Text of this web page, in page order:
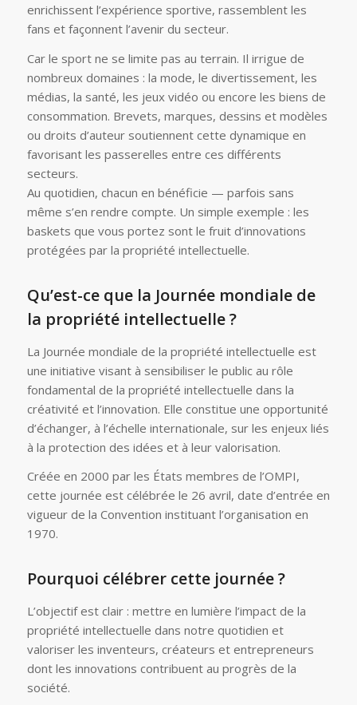
enrichissent l’expérience sportive, rassemblent les
fans et façonnent l’avenir du secteur.
Car le sport ne se limite pas au terrain. Il irrigue de
nombreux domaines : la mode, le divertissement, les
médias, la santé, les jeux vidéo ou encore les biens de
consommation. Brevets, marques, dessins et modèles
ou droits d’auteur soutiennent cette dynamique en
favorisant les passerelles entre ces différents
secteurs.
Au quotidien, chacun en bénéficie — parfois sans
même s’en rendre compte. Un simple exemple : les
baskets que vous portez sont le fruit d’innovations
protégées par la propriété intellectuelle.
Qu’est-ce que la Journée mondiale de
la propriété intellectuelle ?
La Journée mondiale de la propriété intellectuelle est
une initiative visant à sensibiliser le public au rôle
fondamental de la propriété intellectuelle dans la
créativité et l’innovation. Elle constitue une opportunité
d’échanger, à l’échelle internationale, sur les enjeux liés
à la protection des idées et à leur valorisation.
Créée en 2000 par les États membres de l’OMPI,
cette journée est célébrée le 26 avril, date d’entrée en
vigueur de la Convention instituant l’organisation en
1970.
Pourquoi célébrer cette journée ?
L’objectif est clair : mettre en lumière l’impact de la
propriété intellectuelle dans notre quotidien et
valoriser les inventeurs, créateurs et entrepreneurs
dont les innovations contribuent au progrès de la
société.